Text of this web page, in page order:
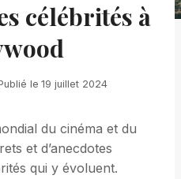
célébrités à
le 19 juillet 2024
du cinéma et du
et d’anecdotes
qui y évoluent.